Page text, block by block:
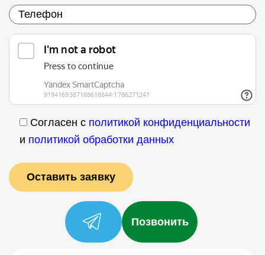
Согласен с политикой конфиденциальности
и политикой обработки данных
Позвонить